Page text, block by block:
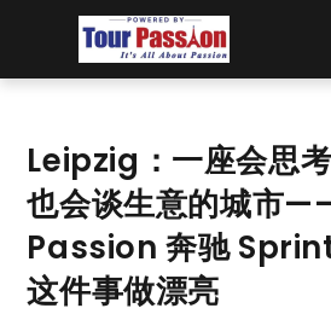
Leipzig：一座会思考
也会谈生意的城市
Passion 奔驰
这件事做漂亮